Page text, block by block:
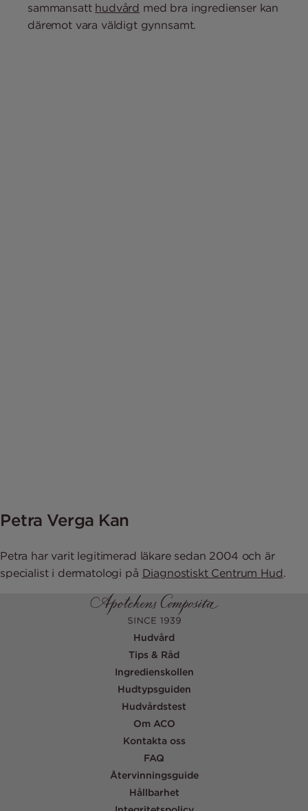
sammansatt hudvård med bra ingredienser kan
däremot vara väldigt gynnsamt.
Petra Verga Kan
Petra har varit legitimerad läkare sedan 2004 och är
specialist i dermatologi på Diagnostiskt Centrum Hud.
Hudvård
Tips & Råd
Ingredienskollen
Hudtypsguiden
Hudvårdstest
Om ACO
Kontakta oss
FAQ
Återvinningsguide
Hållbarhet